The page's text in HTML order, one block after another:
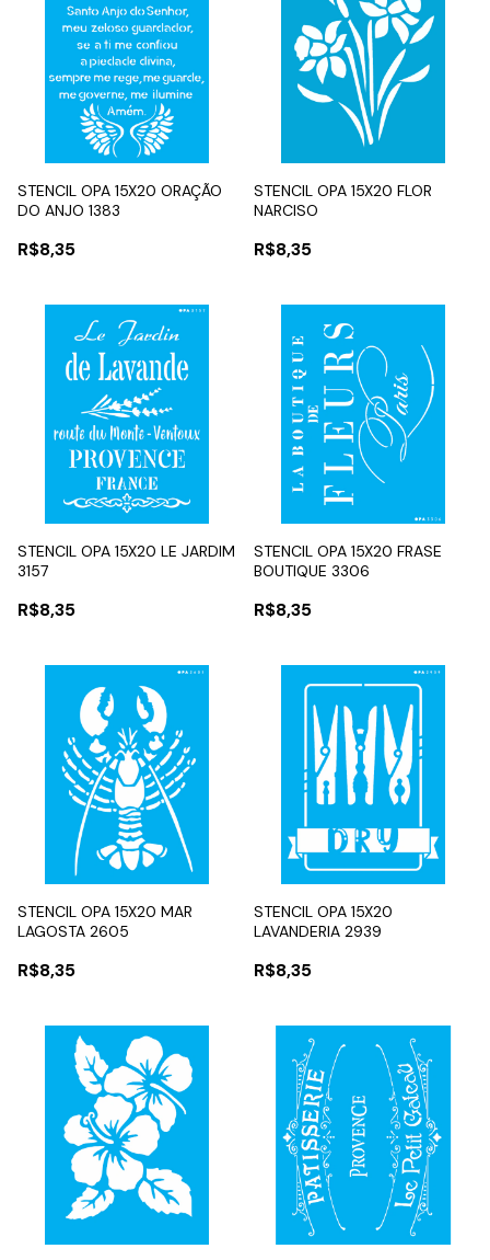
STENCIL OPA 15X20 ORAÇÃO
DO ANJO 1383
R$8,35
STENCIL OPA 15X20 FLOR
NARCISO
R$8,35
STENCIL OPA 15X20 LE JARDIM
3157
R$8,35
STENCIL OPA 15X20 FRASE
BOUTIQUE 3306
R$8,35
STENCIL OPA 15X20 MAR
LAGOSTA 2605
R$8,35
STENCIL OPA 15X20
LAVANDERIA 2939
R$8,35